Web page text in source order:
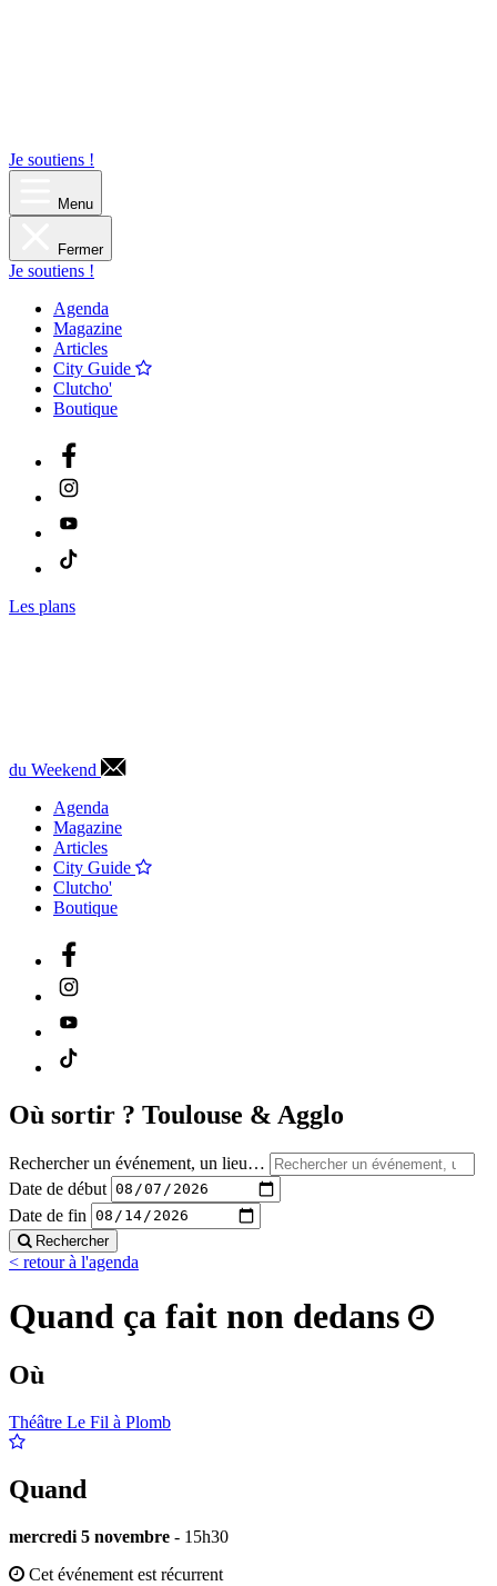
Je soutiens !
Menu
Fermer
Je soutiens !
Agenda
Magazine
Articles
City Guide
Clutcho'
Boutique
Les plans
du Weekend
Agenda
Magazine
Articles
City Guide
Clutcho'
Boutique
Où sortir ? Toulouse & Agglo
Rechercher un événement, un lieu…
Date de début
Date de fin
Rechercher
< retour à l'agenda
Quand ça fait non dedans
Où
Théâtre Le Fil à Plomb
Quand
mercredi 5 novembre - 15h30
Cet événement est récurrent